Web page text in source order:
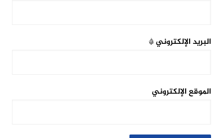
البريد الإلكتروني*
الموقع الإلكتروني